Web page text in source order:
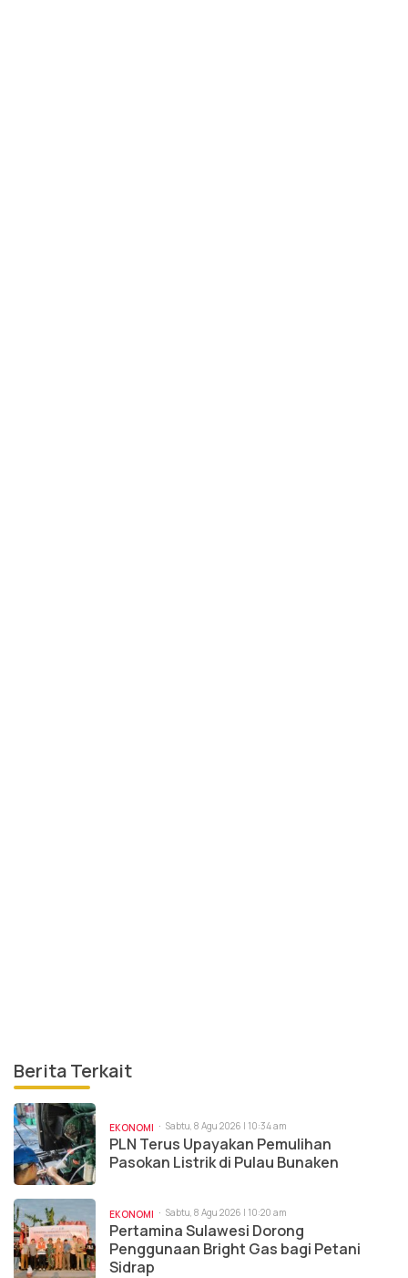
Berita Terkait
EKONOMI Sabtu, 8 Agu 2026 | 10:34 am
PLN Terus Upayakan Pemulihan
Pasokan Listrik di Pulau Bunaken
EKONOMI Sabtu, 8 Agu 2026 | 10:20 am
Pertamina Sulawesi Dorong
Penggunaan Bright Gas bagi Petani
Sidrap